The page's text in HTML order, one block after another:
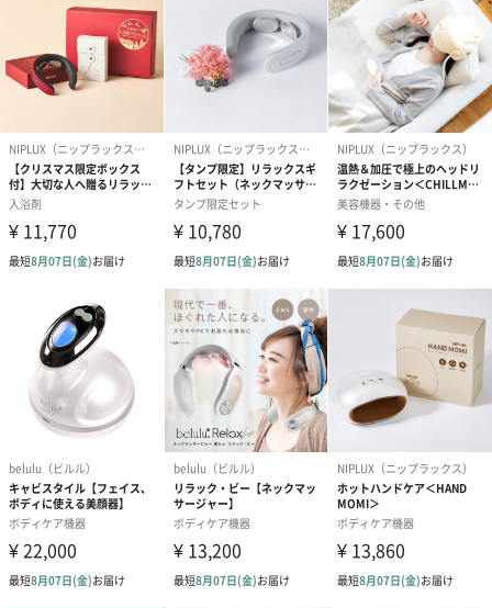
●円柱型ヘッド
足裏や関節など、ピンポイントで深く刺激したいときに。
●平面ヘッド
ふくらはぎなど、身体のあらゆる部位に平面で刺激。
●球型ヘッド
太腿、臀部、後部など大きな筋肉に。
●平型温熱ヘッド
身体のあらゆる部位を平面の温熱で気持ちよく刺激。
●緩衝型ヘッド
柔らかめの刺激で、肩などのデリケートな筋肉に。